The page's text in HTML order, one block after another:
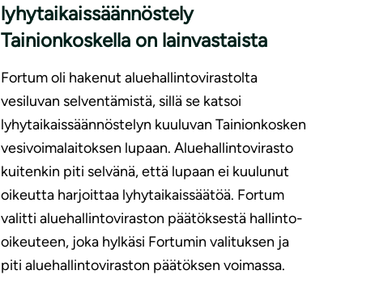
lyhytaikaissäännöstely
Tainionkoskella on lainvastaista
Fortum oli hakenut aluehallintovirastolta
vesiluvan selventämistä, sillä se katsoi
lyhytaikaissäännöstelyn kuuluvan Tainionkosken
vesivoimalaitoksen lupaan. Aluehallintovirasto
kuitenkin piti selvänä, että lupaan ei kuulunut
oikeutta harjoittaa lyhytaikaissäätöä. Fortum
valitti aluehallintoviraston päätöksestä hallinto-
oikeuteen, joka hylkäsi Fortumin valituksen ja
piti aluehallintoviraston päätöksen voimassa.